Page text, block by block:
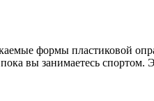
формы пластиковой
вы занимаетесь